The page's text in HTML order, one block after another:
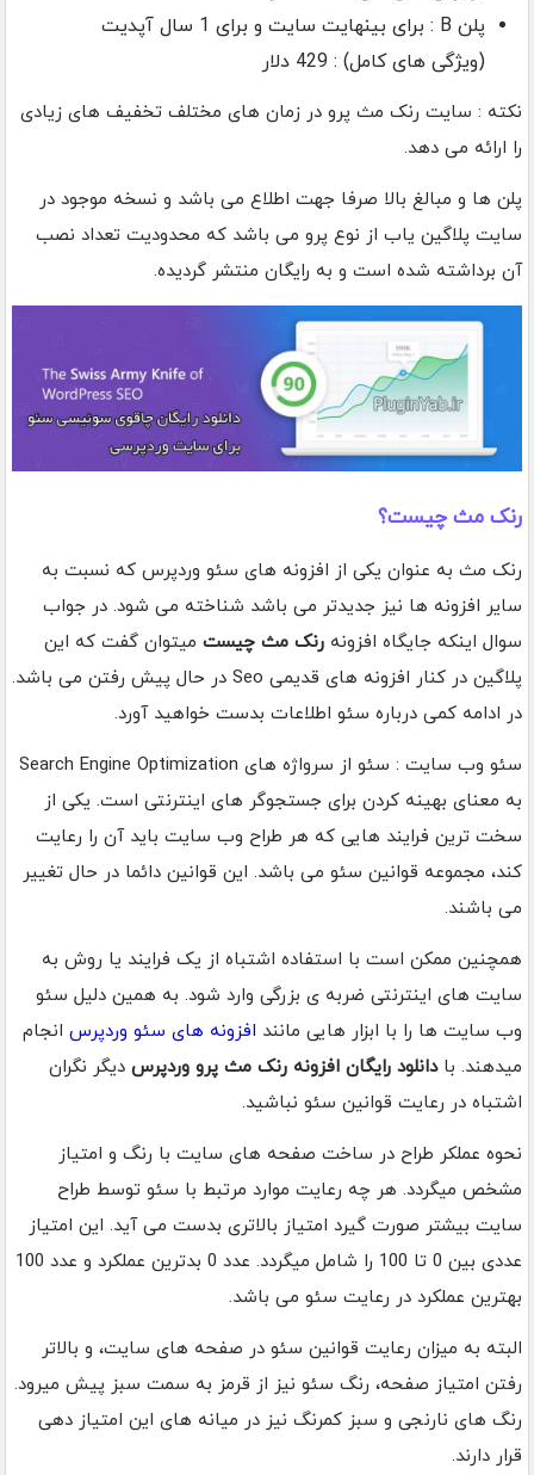
پلن B : برای بینهایت سایت و برای 1 سال آپدیت
(ویژگی های کامل) : 429 دلار
نکته : سایت رنک مث پرو در زمان های مختلف تخفیف های زیادی
را ارائه می دهد.
پلن ها و مبالغ بالا صرفا جهت اطلاع می باشد و نسخه موجود در
سایت پلاگین یاب از نوع پرو می باشد که محدودیت تعداد نصب
آن برداشته شده است و به رایگان منتشر گردیده.
رنک مث چیست؟
رنک مث به عنوان یکی از افزونه های سئو وردپرس که نسبت به
سایر افزونه ها نیز جدیدتر می باشد شناخته می شود. در جواب
سوال اینکه جایگاه افزونه رنک مث چیست میتوان گفت که این
پلاگین در کنار افزونه های قدیمی Seo در حال پیش رفتن می باشد.
در ادامه کمی درباره سئو اطلاعات بدست خواهید آورد.
سئو وب سایت : سئو از سرواژه های Search Engine Optimization
به معنای بهینه کردن برای جستجوگر های اینترنتی است. یکی از
سخت ترین فرایند هایی که هر طراح وب سایت باید آن را رعایت
کند، مجموعه قوانین سئو می باشد. این قوانین دائما در حال تغییر
می باشند.
همچنین ممکن است با استفاده اشتباه از یک فرایند یا روش به
سایت های اینترنتی ضربه ی بزرگی وارد شود. به همین دلیل سئو
وب سایت ها را با ابزار هایی مانند افزونه های سئو وردپرس انجام
میدهند. بادانلود رایگان افزونه رنک مث پرو وردپرس دیگر نگران
اشتباه در رعایت قوانین سئو نباشید.
نحوه عملکر طراح در ساخت صفحه های سایت با رنگ و امتیاز
مشخص میگردد. هر چه رعایت موارد مرتبط با سئو توسط طراح
سایت بیشتر صورت گیرد امتیاز بالاتری بدست می آید. این امتیاز
عددی بین 0 تا 100 را شامل میگردد. عدد 0 بدترین عملکرد و عدد 100
بهترین عملکرد در رعایت سئو می باشد.
البته به میزان رعایت قوانین سئو در صفحه های سایت، و بالاتر
رفتن امتیاز صفحه، رنگ سئو نیز از قرمز به سمت سبز پیش میرود.
رنگ های نارنجی و سبز کمرنگ نیز در میانه های این امتیاز دهی
قرار دارند.